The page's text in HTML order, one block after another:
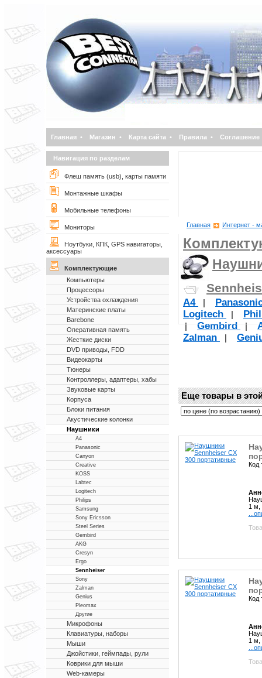
Главная • Магазин • Карта сайта • Правила • Соглашение
Навигация по разделам
Флеш память (usb), карты памяти
Монтажные шкафы
Мобильные телефоны
Мониторы
Ноутбуки, КПК, GPS навигаторы,
аксессуары
Комплектующие
Компьютеры
Процессоры
Устройства охлаждения
Материнские платы
Barebone
Оперативная память
Жесткие диски
DVD приводы, FDD
Видеокарты
Тюнеры
Контроллеры, адаптеры, хабы
Звуковые карты
Корпуса
Блоки питания
Акустические колонки
Наушники
A4
Panasonic
Canyon
Creative
KOSS
Labtec
Logitech
Philips
Samsung
Sony Ericsson
Steel Series
Gembird
AKG
Cresyn
Ergo
Sennheiser
Sony
Zalman
Genius
Pleomax
Другие
Микрофоны
Клавиатуры, наборы
Мыши
Джойстики, геймпады, рули
Коврики для мыши
Web-камеры
Главная Интернет -
A4 |
Logitech
|
| Gembird |
Zalman
|
Еще товары в
Код
1 м,
Код
1 м,